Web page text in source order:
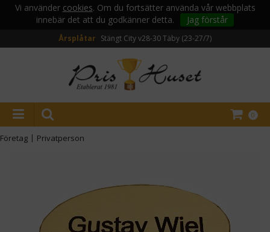
Vi använder cookies. Om du fortsätter använda vår webbplats
innebär det att du godkänner detta.
Jag förstår
Årsplåtar Stängt City v28-30Täby (23-27/7)
0
Företag | Privatperson